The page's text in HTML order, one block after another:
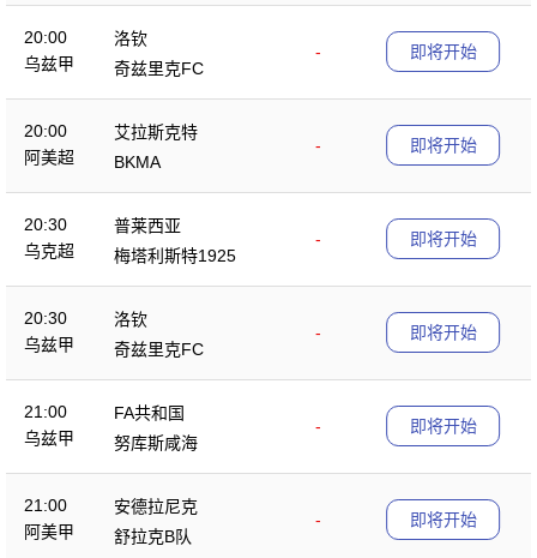
20:00
乌兹甲
洛钦
-
奇兹里克FC
即将开始
20:00
阿美超
艾拉斯克特
-
BKMA
即将开始
20:30
乌克超
普莱西亚
-
梅塔利斯特1925
即将开始
20:30
乌兹甲
洛钦
-
奇兹里克FC
即将开始
21:00
乌兹甲
FA共和国
-
努库斯咸海
即将开始
21:00
阿美甲
安德拉尼克
-
舒拉克B队
即将开始